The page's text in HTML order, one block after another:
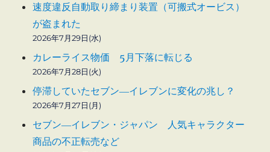
速度違反自動取り締まり装置（可搬式オービス）
が盗まれた
2026年7月29日(水)
カレーライス物価 5月下落に転じる
2026年7月28日(火)
停滞していたセブン―イレブンに変化の兆し？
2026年7月27日(月)
セブン―イレブン・ジャパン 人気キャラクター
商品の不正転売など